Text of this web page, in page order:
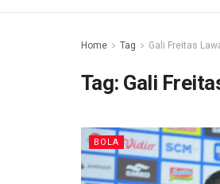
Home Tag Gali Freitas
Tag: Gali
BOLA